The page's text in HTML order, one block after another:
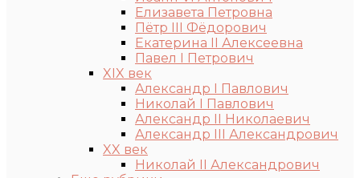
Елизавета Петровна
Пётр III Фёдорович
Екатерина II Алексеевна
Павел I Петрович
XIX век
Александр I Павлович
Николай I Павлович
Александр II Николаевич
Александр III Александрович
XX век
Николай II Александрович